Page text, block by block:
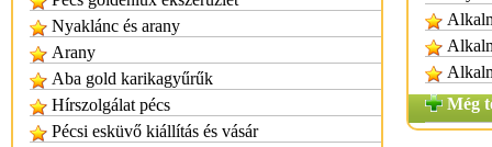
Nyaklánc és arany
Arany
Aba gold karikagyűrűk
Hírszolgálat pécs
Pécsi esküvő kiállítás és vásár
Még